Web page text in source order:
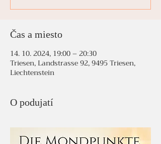
Čas a miesto
14. 10. 2024, 19:00 – 20:30
Triesen, Landstrasse 92, 9495 Triesen,
Liechtenstein
O podujatí